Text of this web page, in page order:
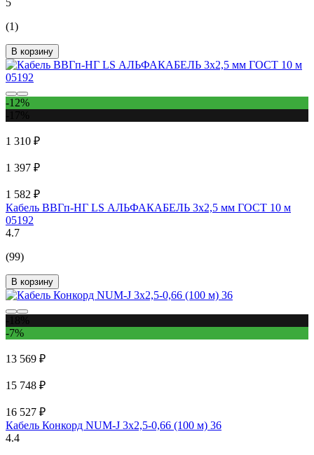
5
(1)
В корзину
-12%
1 310 ₽
1 397 ₽
1 582 ₽
Кабель ВВГп-НГ LS АЛЬФАКАБЕЛЬ 3х2,5 мм ГОСТ 10 м
05192
4.7
(99)
В корзину
-7%
13 569 ₽
15 748 ₽
16 527 ₽
Кабель Конкорд NUM-J 3х2,5-0,66 (100 м) 36
4.4